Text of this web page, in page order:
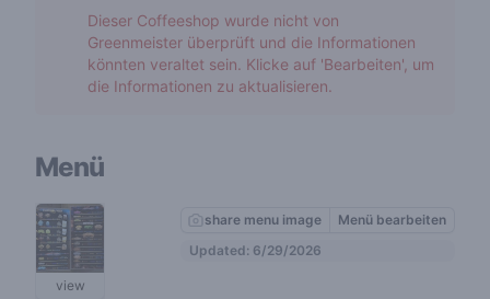
Dieser Coffeeshop wurde nicht von
Greenmeister überprüft und die Informationen
könnten veraltet sein. Klicke auf 'Bearbeiten', um
die Informationen zu aktualisieren.
Menü
view
share menu image
Menü bearbeiten
Updated: 6/29/2026